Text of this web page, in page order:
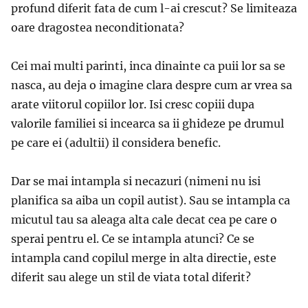
profund diferit fata de cum l-ai crescut? Se limiteaza
oare dragostea neconditionata?
Cei mai multi parinti, inca dinainte ca puii lor sa se
nasca, au deja o imagine clara despre cum ar vrea sa
arate viitorul copiilor lor. Isi cresc copiii dupa
valorile familiei si incearca sa ii ghideze pe drumul
pe care ei (adultii) il considera benefic.
Dar se mai intampla si necazuri (nimeni nu isi
planifica sa aiba un copil autist). Sau se intampla ca
micutul tau sa aleaga alta cale decat cea pe care o
sperai pentru el. Ce se intampla atunci? Ce se
intampla cand copilul merge in alta directie, este
diferit sau alege un stil de viata total diferit?